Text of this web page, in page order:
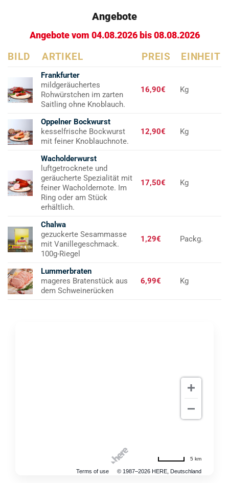
Angebote
Angebote vom 04.08.2026 bis 08.08.2026
BILD ARTIKEL PREIS EINHEIT
Frankfurter
mildgeräuchertes
Rohwürstchen im zarten
Saitling ohne Knoblauch.
16,90€ Kg
Oppelner Bockwurst
kesselfrische Bockwurst
mit feiner Knoblauchnote.
12,90€ Kg
Wacholderwurst
luftgetrocknete und
geräucherte Spezialität mit
feiner Wacholdernote. Im
Ring oder am Stück
erhältlich.
17,50€ Kg
Chalwa
gezuckerte Sesammasse
mit Vanillegeschmack.
100g-Riegel
1,29€ Packg.
Lummerbraten
mageres Bratenstück aus
dem Schweinerücken
6,99€ Kg
Terms of use © 1987–2026 HERE, Deutschland
5 km